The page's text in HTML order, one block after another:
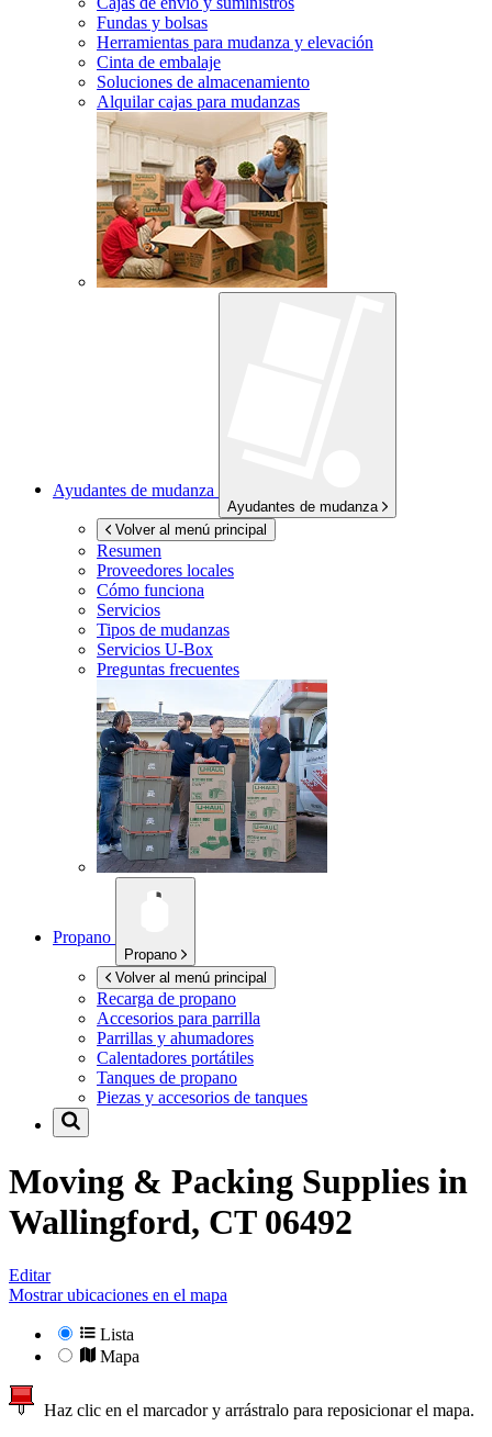
Fundas y bolsas
Herramientas para mudanza y elevación
Cinta de embalaje
Soluciones de almacenamiento
Alquilar cajas para mudanzas
Ayudantes de mudanza
Ayudantes de mudanza
Volver al menú principal
Resumen
Proveedores locales
Cómo funciona
Servicios
Tipos de mudanzas
Servicios U-Box
Preguntas frecuentes
Propano
Propano
Volver al menú principal
Recarga de propano
Accesorios para parrilla
Parrillas y ahumadores
Calentadores portátiles
Tanques de propano
Piezas y accesorios de tanques
Moving & Packing Supplies in
Wallingford, CT 06492
Editar
Mostrar ubicaciones en el mapa
Lista
Mapa
Haz clic en el marcador y arrástralo para reposicionar el mapa.